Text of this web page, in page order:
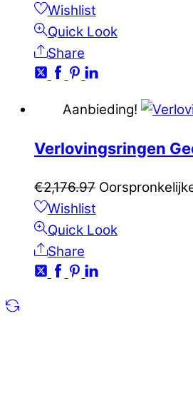
Wishlist
Quick Look
Share
Aanbieding!
Verlovingsringen
€2,176.97
Wishlist
Quick Look
Share